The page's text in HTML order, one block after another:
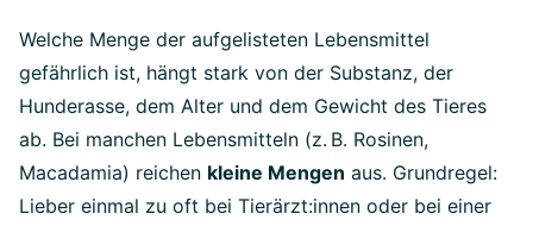
Welche Menge der aufgelisteten Lebensmittel
gefährlich ist, hängt stark von der Substanz, der
Hunderasse, dem Alter und dem Gewicht des Tieres
ab. Bei manchen Lebensmitteln (z. B. Rosinen,
Macadamia) reichen kleine Mengen aus. Grundregel:
Lieber einmal zu oft bei Tierärzt:innen oder bei einer